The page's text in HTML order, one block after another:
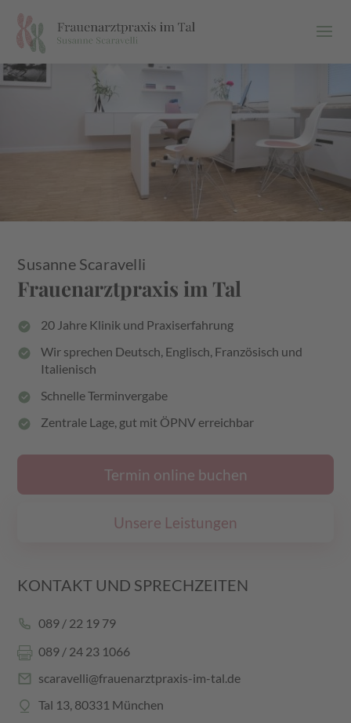
Susanne Scaravelli
Frauenarztpraxis im Tal
20 Jahre Klinik und Praxiserfahrung
Wir sprechen Deutsch, Englisch, Französisch und
Italienisch
Schnelle Terminvergabe
Zentrale Lage, gut mit ÖPNV erreichbar
Termin online buchen
Unsere Leistungen
KONTAKT UND SPRECHZEITEN
089 / 22 19 79
 089 / 24 23 1066
scaravelli@frauenarztpraxis-im-tal.de
Tal 13, 80331 München